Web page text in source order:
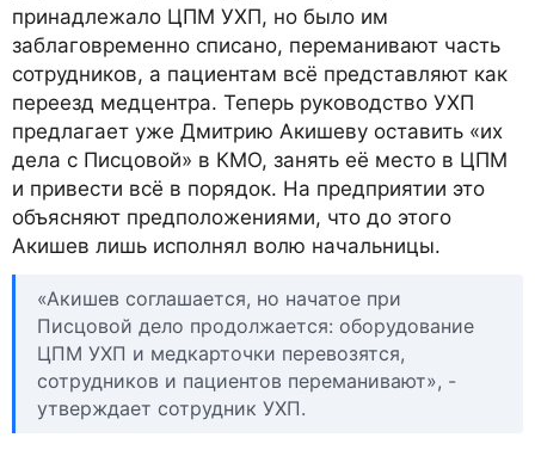
принадлежало ЦПМ УХП, но было им
заблаговременно списано, переманивают часть
сотрудников, а пациентам всё представляют как
переезд медцентра. Теперь руководство УХП
предлагает уже Дмитрию Акишеву оставить «их
дела с Писцовой» в КМО, занять её место в ЦПМ
и привести всё в порядок. На предприятии это
объясняют предположениями, что до этого
Акишев лишь исполнял волю начальницы.
«Акишев соглашается, но начатое при
Писцовой дело продолжается: оборудование
ЦПМ УХП и медкарточки перевозятся,
сотрудников и пациентов переманивают», -
утверждает сотрудник УХП.